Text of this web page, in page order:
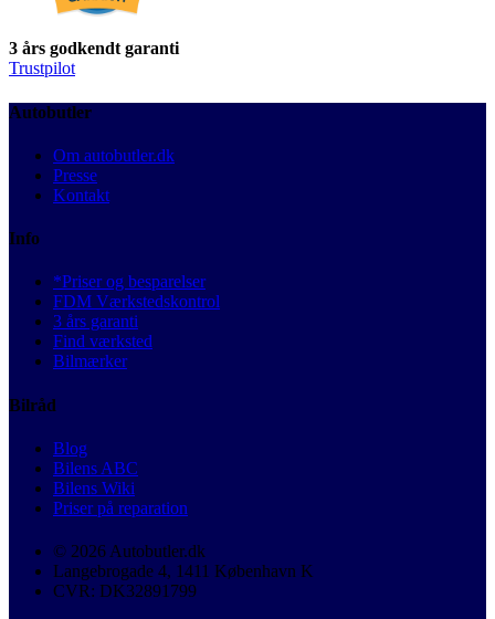
3 års godkendt garanti
Trustpilot
Autobutler
Om autobutler.dk
Presse
Kontakt
Info
*Priser og besparelser
FDM Værkstedskontrol
3 års garanti
Find værksted
Bilmærker
Bilråd
Blog
Bilens ABC
Bilens Wiki
Priser på reparation
© 2026 Autobutler.dk
Langebrogade 4, 1411 København K
CVR: DK32891799